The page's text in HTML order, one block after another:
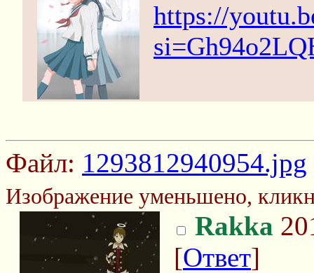
https://
Файл: 1293812940954.jpg
Изображение уменьшено,
Rakka
[Ответ]